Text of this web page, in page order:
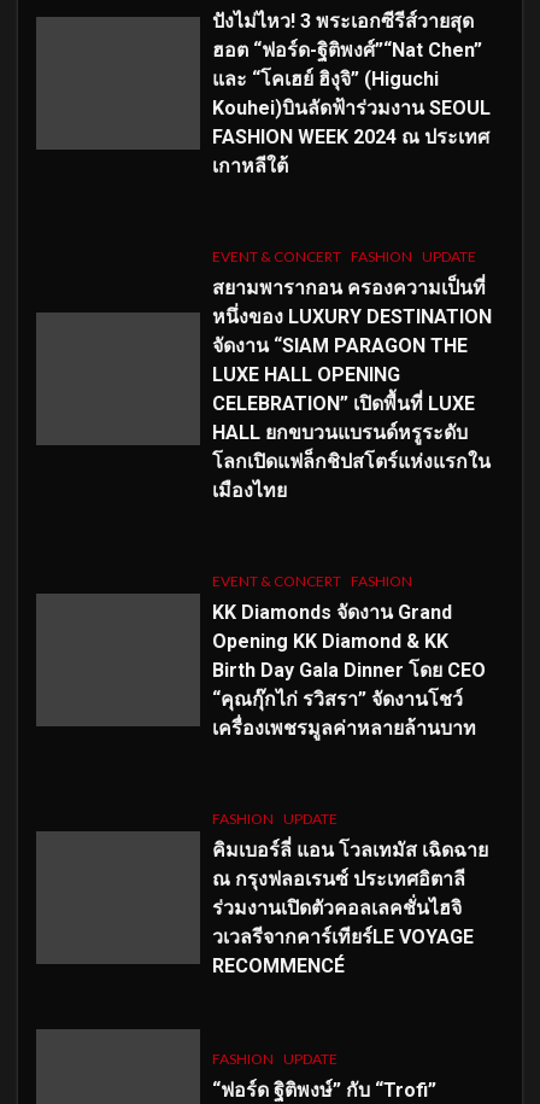
ปังไม่ไหว! 3 พระเอกซีรีส์วายสุด
ฮอต “ฟอร์ด-ฐิติพงศ์”“Nat Chen”
และ “โคเฮย์ ฮิงุจิ” (Higuchi
Kouhei)บินลัดฟ้าร่วมงาน SEOUL
FASHION WEEK 2024 ณ ประเทศ
เกาหลีใต้
EVENT & CONCERT FASHION UPDATE
สยามพารากอน ครองความเป็นที่
หนึ่งของ LUXURY DESTINATION
จัดงาน “SIAM PARAGON THE
LUXE HALL OPENING
CELEBRATION” เปิดพื้นที่ LUXE
HALL ยกขบวนแบรนด์หรูระดับ
โลกเปิดแฟล็กชิปสโตร์แห่งแรกใน
เมืองไทย
EVENT & CONCERT FASHION
KK Diamonds จัดงาน Grand
Opening KK Diamond & KK
Birth Day Gala Dinner โดย CEO
“คุณกุ๊กไก่ รวิสรา” จัดงานโชว์
เครื่องเพชรมูลค่าหลายล้านบาท
FASHION UPDATE
คิมเบอร์ลี่ แอน โวลเทมัส เฉิดฉาย
ณ กรุงฟลอเรนซ์ ประเทศอิตาลี
ร่วมงานเปิดตัวคอลเลคชั่นไฮจิ
วเวลรีจากคาร์เทียร์LE VOYAGE
RECOMMENCÉ
FASHION UPDATE
“ฟอร์ด ฐิติพงษ์” กับ “Trofi”